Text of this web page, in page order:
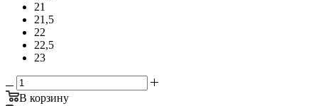
21
21,5
22
22,5
23
В корзину